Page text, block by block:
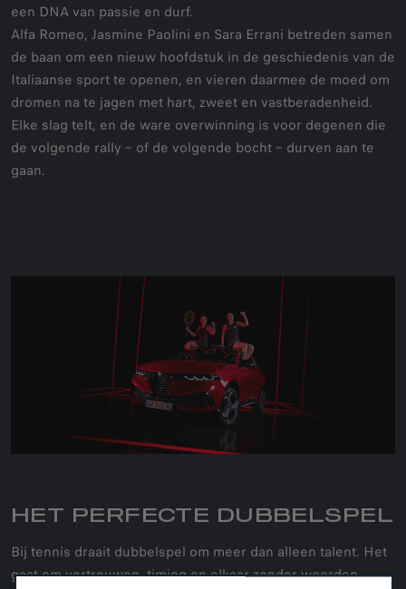
een DNA van passie en durf.
Alfa Romeo, Jasmine Paolini en Sara Errani betreden samen
de baan om een nieuw hoofdstuk in de geschiedenis van de
Italiaanse sport te openen, en vieren daarmee de moed om
dromen na te jagen met hart, zweet en vastberadenheid.
Elke slag telt, en de ware overwinning is voor degenen die
de volgende rally – of de volgende bocht – durven aan te
gaan.
HET PERFECTE DUBBELSPEL
Bij tennis draait dubbelspel om meer dan alleen talent. Het
gaat om vertrouwen, timing en elkaar zonder woorden